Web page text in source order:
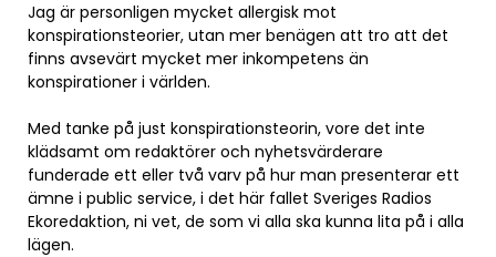
Jag är personligen mycket allergisk mot
konspirationsteorier, utan mer benägen att tro att det
finns avsevärt mycket mer inkompetens än
konspirationer i världen.
Med tanke på just konspirationsteorin, vore det inte
klädsamt om redaktörer och nyhetsvärderare
funderade ett eller två varv på hur man presenterar ett
ämne i public service, i det här fallet Sveriges Radios
Ekoredaktion, ni vet, de som vi alla ska kunna lita på i alla
lägen.